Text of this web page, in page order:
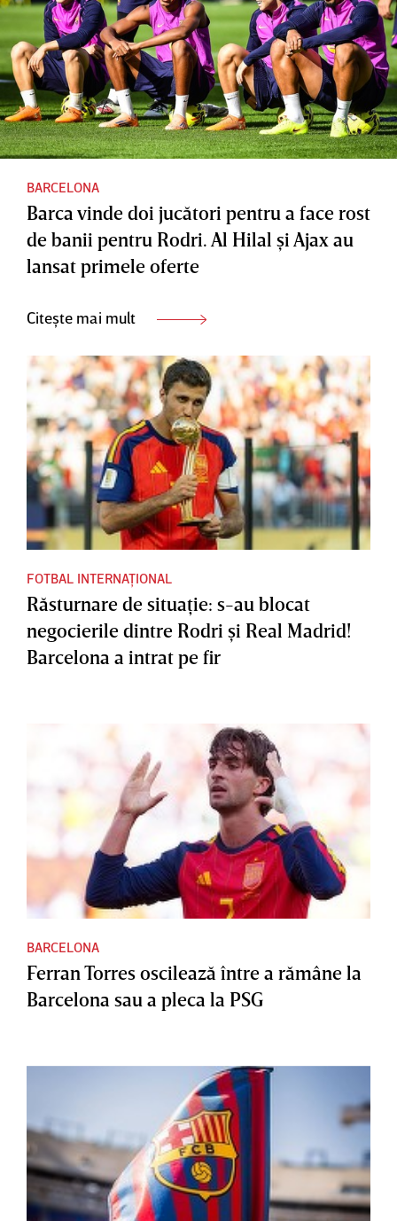
BARCELONA
Barca vinde doi jucători pentru a face rost
de banii pentru Rodri. Al Hilal şi Ajax au
lansat primele oferte
Citește mai mult
FOTBAL INTERNAȚIONAL
Răsturnare de situaţie: s-au blocat
negocierile dintre Rodri şi Real Madrid!
Barcelona a intrat pe fir
BARCELONA
Ferran Torres oscilează între a rămâne la
Barcelona sau a pleca la PSG